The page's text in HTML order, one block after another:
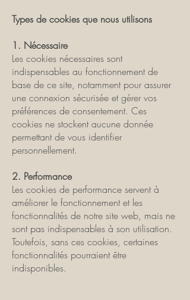
Types de cookies que nous utilisons
1. Nécessaire
Les cookies nécessaires sont
indispensables au fonctionnement de
base de ce site, notamment pour assurer
une connexion sécurisée et gérer vos
préférences de consentement. Ces
cookies ne stockent aucune donnée
permettant de vous identifier
personnellement.
2. Performance
Les cookies de performance servent à
améliorer le fonctionnement et les
fonctionnalités de notre site web, mais ne
sont pas indispensables à son utilisation.
Toutefois, sans ces cookies, certaines
fonctionnalités pourraient être
indisponibles.